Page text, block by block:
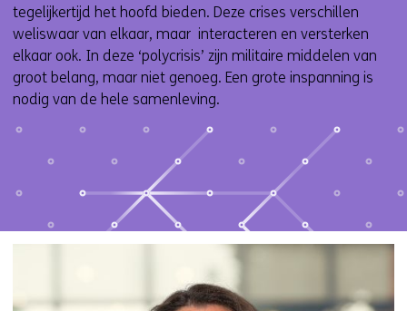
thema
Weerbare
samenleving)
tegelijkertijd het hoofd bieden. Deze crises verschillen
weliswaar van elkaar, maar interacteren en versterken
elkaar ook. In deze ‘polycrisis’ zijn militaire middelen van
groot belang, maar niet genoeg. Een grote inspanning is
nodig van de hele samenleving.